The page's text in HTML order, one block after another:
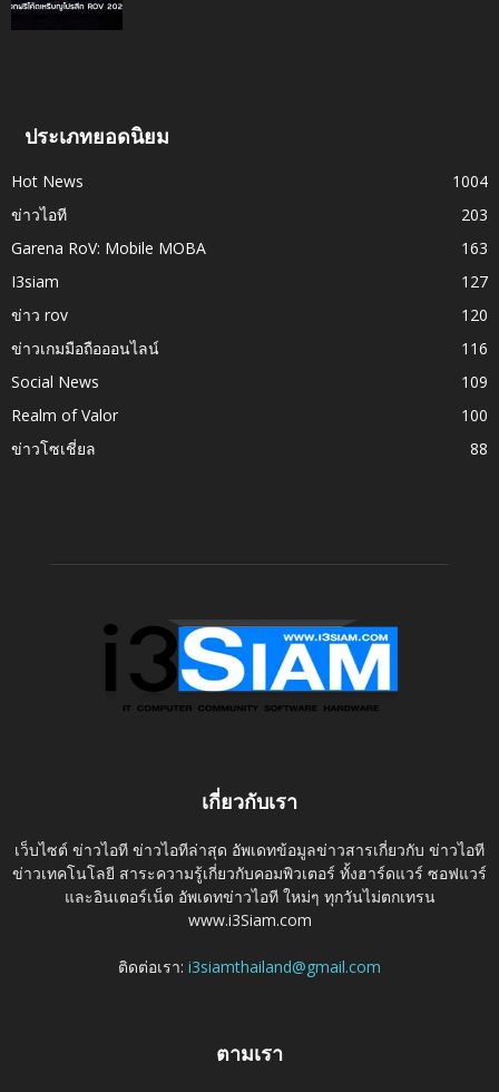
ประเภทยอดนิยม
Hot News
1004
ข่าวไอที
203
Garena RoV: Mobile MOBA
163
I3siam
127
ข่าว rov
120
ข่าวเกมมือถือออนไลน์
116
Social News
109
Realm of Valor
100
ข่าวโซเชี่ยล
88
เกี่ยวกับเรา
เว็บไซต์ ข่าวไอที ข่าวไอทีล่าสุด อัพเดทข้อมูลข่าวสารเกี่ยวกับ ข่าวไอที
ข่าวเทคโนโลยี สาระความรู้เกี่ยวกับคอมพิวเตอร์ ทั้งฮาร์ดแวร์ ซอฟแวร์
และอินเตอร์เน็ต อัพเดทข่าวไอที ใหม่ๆ ทุกวันไม่ตกเทรน
www.i3Siam.com
ติดต่อเรา: i3siamthailand@gmail.com
ตามเรา